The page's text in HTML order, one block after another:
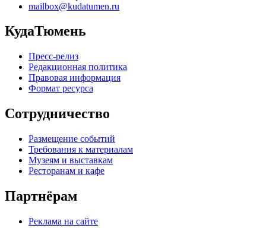
mailbox@kudatumen.ru
КудаТюмень
Пресс-релиз
Редакционная политика
Правовая информация
Формат ресурса
Сотрудничество
Размещение событий
Требования к материалам
Музеям и выставкам
Ресторанам и кафе
Партнёрам
Реклама на сайте